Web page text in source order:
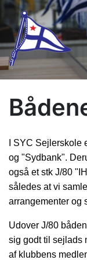
I SYC
og "Sydbank".
også et stk J/80
således at vi
arrangementer og
Udover J/80
sig godt til sejlads
af klubbens